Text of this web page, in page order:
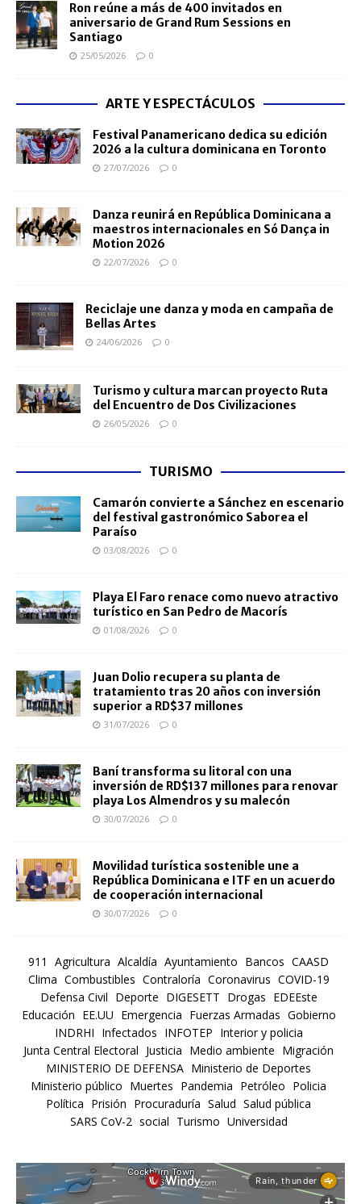
Ron reúne a más de 400 invitados en
aniversario de Grand Rum Sessions en
Santiago
25/05/2026 0
ARTE Y ESPECTÁCULOS
Festival Panamericano dedica su edición
2026 a la cultura dominicana en Toronto
27/07/2026 0
Danza reunirá en República Dominicana a
maestros internacionales en Só Dança in
Motion 2026
22/07/2026 0
Reciclaje une danza y moda en campaña de
Bellas Artes
24/06/2026 0
Turismo y cultura marcan proyecto Ruta
del Encuentro de Dos Civilizaciones
26/05/2026 0
TURISMO
Camarón convierte a Sánchez en escenario
del festival gastronómico Saborea el
Paraíso
03/08/2026 0
Playa El Faro renace como nuevo atractivo
turístico en San Pedro de Macorís
01/08/2026 0
Juan Dolio recupera su planta de
tratamiento tras 20 años con inversión
superior a RD$37 millones
31/07/2026 0
Baní transforma su litoral con una
inversión de RD$137 millones para renovar
playa Los Almendros y su malecón
30/07/2026 0
Movilidad turística sostenible une a
República Dominicana e ITF en un acuerdo
de cooperación internacional
30/07/2026 0
911 Agricultura Alcaldía Ayuntamiento Bancos CAASD
Clima Combustibles Contraloría Coronavirus COVID-19
Defensa Civil Deporte DIGESETT Drogas EDEEste
Educación EE.UU Emergencia Fuerzas Armadas Gobierno
INDRHI Infectados INFOTEP Interior y policia
Junta Central Electoral Justicia Medio ambiente Migración
MINISTERIO DE DEFENSA Ministerio de Deportes
Ministerio público Muertes Pandemia Petróleo Policia
Política Prisión Procuraduría Salud Salud pública
SARS CoV-2 social Turismo Universidad